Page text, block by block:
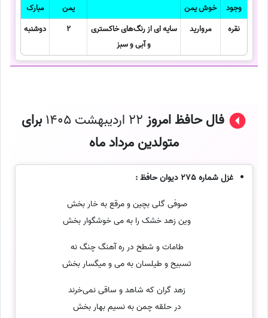
وجود
خوش یمن
یمن
مبارک
نقره
مروارید
سایه ای از رنگ‌های خاکستری
و آبی و سبز
2 دوشنبه
فال حافظ امروز 22 اردیبهشت 1405
برای
متولدین مرداد ماه
غزل شماره 275 دیوان حافظ :
صوفی گلی بچین و مرقع به خار بخش
وین زهد خشک را به می خوشگوار بخش
طامات و شطح در ره آهنگ چنگ نه
تسبیح و طیلسان به می و میگسار بخش
زهد گران که شاهد و ساقی نمی‌خرند
در حلقه چمن به نسیم بهار بخش